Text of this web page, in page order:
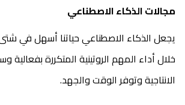
مجالات الذكاء الاصطناعي
يجعل الذكاء الاصطناعي حياتنا أسهل في
خلال أداء المهم الروتينية المتكررة بفعالية
الانتاجية وتوفر الوقت والجهد.